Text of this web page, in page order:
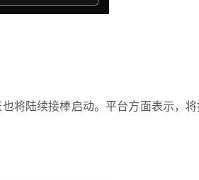
将陆续接棒启动。平台方面表示，